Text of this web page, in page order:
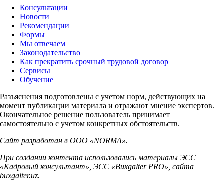
Консультации
Новости
Рекомендации
Формы
Мы отвечаем
Законодательство
Как прекратить срочный трудовой договор
Сервисы
Обучение
Разъяснения подготовлены с учетом норм, действующих на
момент публикации материала и отражают мнение экспертов.
Окончательное решение пользователь принимает
самостоятельно с учетом конкретных обстоятельств.
Сайт разработан в ООО «NORMA».
При создании контента использовались материалы ЭСС
«Кадровый консультант», ЭСС «Buxgalter PRO», сайта
buxgalter.uz.